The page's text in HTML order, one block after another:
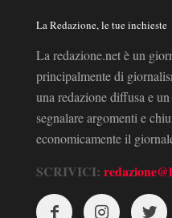
La Redazione, le tue inchieste
La redazione.net è un
principalmente di
una redazione diffusa e
segnalare argomenti e
economicamente il
SCRIVICI: